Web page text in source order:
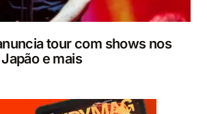
tour com shows nos
e mais